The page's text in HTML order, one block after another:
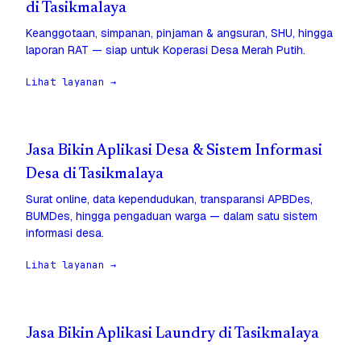
di Tasikmalaya
Keanggotaan, simpanan, pinjaman & angsuran, SHU, hingga
laporan RAT — siap untuk Koperasi Desa Merah Putih.
Lihat layanan →
Jasa Bikin Aplikasi Desa & Sistem Informasi
Desa di Tasikmalaya
Surat online, data kependudukan, transparansi APBDes,
BUMDes, hingga pengaduan warga — dalam satu sistem
informasi desa.
Lihat layanan →
Jasa Bikin Aplikasi Laundry di Tasikmalaya